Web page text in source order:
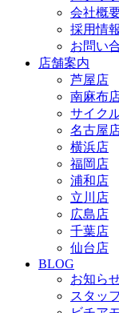
会社概
採用情報
お問い
店舗案内
芦屋店
南麻布
サイク
名古屋
横浜店
福岡店
浦和店
立川店
広島店
千葉店
仙台店
BLOG
お知ら
スタッ